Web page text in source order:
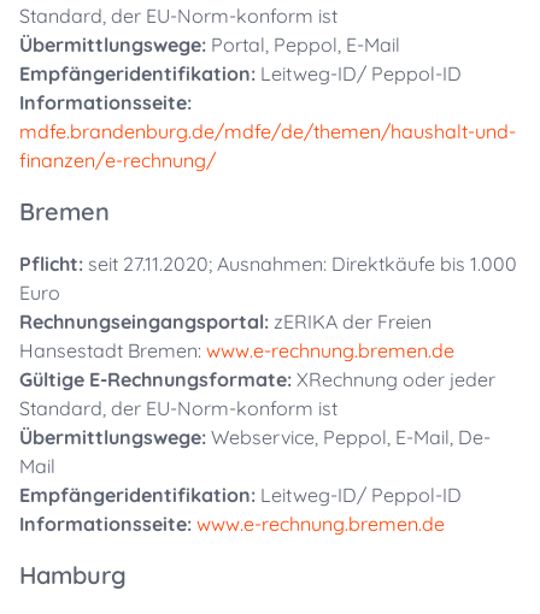
Standard, der EU-Norm-konform ist
Übermittlungswege: Portal, Peppol, E-Mail
Empfängeridentifikation: Leitweg-ID/ Peppol-ID
Informationsseite:
mdfe.brandenburg.de/mdfe/de/themen/haushalt-und-
finanzen/e-rechnung/
Bremen
Pflicht: seit 27.11.2020; Ausnahmen: Direktkäufe bis 1.000
Euro
Rechnungseingangsportal: zERIKA der Freien
Hansestadt Bremen: www.e-rechnung.bremen.de
Gültige E-Rechnungsformate: XRechnung oder jeder
Standard, der EU-Norm-konform ist
Übermittlungswege: Webservice, Peppol, E-Mail, De-
Mail
Empfängeridentifikation: Leitweg-ID/ Peppol-ID
Informationsseite: www.e-rechnung.bremen.de
Hamburg